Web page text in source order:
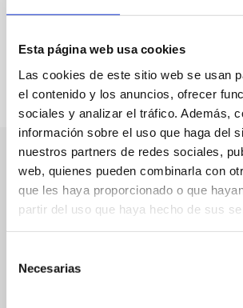
Esta página web usa cookies
Las cookies de este sitio web se usan
el contenido y los anuncios, ofrecer
sociales y analizar el tráfico. Además,
información sobre el uso que haga del
nuestros partners de redes sociales,
web, quienes pueden combinarla con
que les haya proporcionado o que
partir del uso que haya hecho de sus
Necesarias
FAVORITS
Altres restaurants